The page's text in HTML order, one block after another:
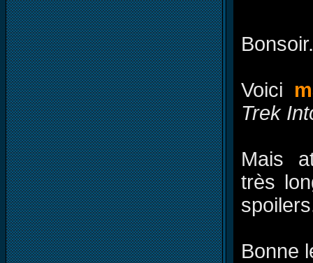
Voici
Trek
Mais
très
Bonne